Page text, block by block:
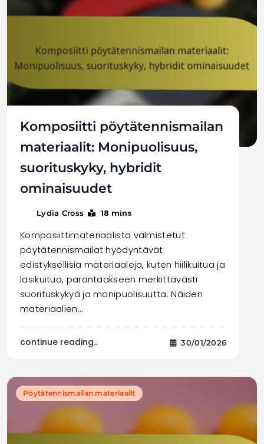
Komposiitti pöytätennismailan
materiaalit: Monipuolisuus,
suorituskyky, hybridit
ominaisuudet
Lydia Cross 18 mins
Komposiittimateriaalista valmistetut
pöytätennismailat hyödyntävät
edistyksellisiä materiaaleja, kuten hiilikuitua ja
lasikuitua, parantaakseen merkittävästi
suorituskykyä ja monipuolisuutta. Näiden
materiaalien…
continue reading.. 30/01/2026
Pöytätennismailan materiaalit